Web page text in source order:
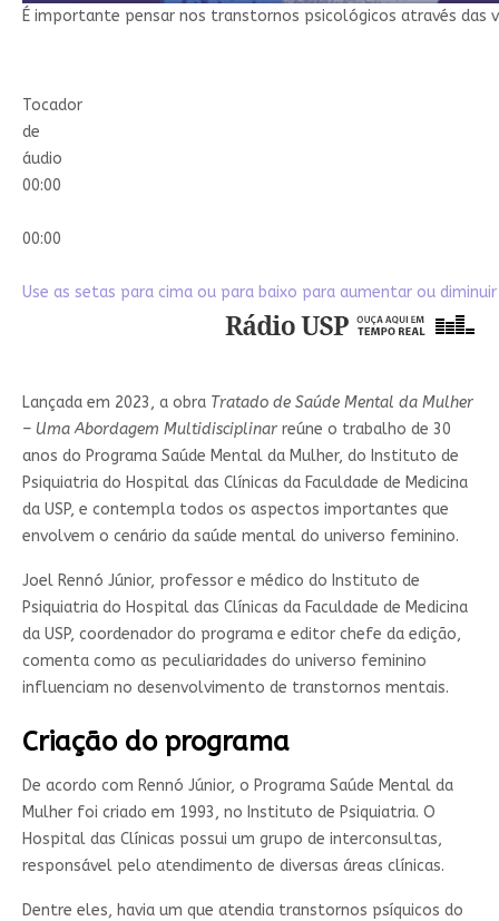
É importante pensar nos transtornos psicológicos através das
Tocador
de
áudio
00:00
00:00
Use as setas para cima ou para baixo para aumentar ou
Lançada em 2023, a obra Tratado de Saúde Mental da Mulher
– Uma Abordagem Multidisciplinarreúne o trabalho de 30
anos do Programa Saúde Mental da Mulher, do Instituto de
Psiquiatria do Hospital das Clínicas da Faculdade de Medicina
da USP, e contempla todos os aspectos importantes que
envolvem o cenário da saúde mental do universo feminino.
Joel Rennó Júnior, professor e médico do Instituto de
Psiquiatria do Hospital das Clínicas da Faculdade de Medicina
da USP, coordenador do programa e editor chefe da edição,
comenta como as peculiaridades do universo feminino
influenciam no desenvolvimento de transtornos mentais.
Criação do programa
De acordo com Rennó Júnior, o Programa Saúde Mental da
Mulher foi criado em 1993, no Instituto de Psiquiatria. O
Hospital das Clínicas possui um grupo de interconsultas,
responsável pelo atendimento de diversas áreas clínicas.
Dentre eles, havia um que atendia transtornos psíquicos do